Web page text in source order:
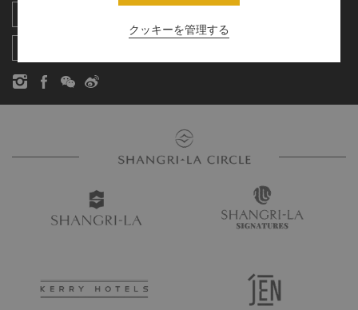
お問い合わせ
クッキーを管理する